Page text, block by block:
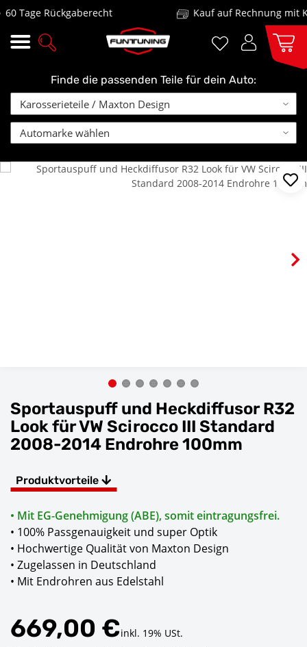
Tage Rückgaberecht Kauf auf Rechnung mit
Finde die passenden Teile für dein Auto:
Sportauspuff und Heckdiffusor R32
Look für VW Scirocco III Standard
2008-2014 Endrohre 100mm
Produktvorteile
• Mit EG-Genehmigung (ABE), somit eintragungsfrei.
• 100% Passgenauigkeit und super Optik
• Hochwertige Qualität von Maxton Design
• Zugelassen in Deutschland
• Mit Endrohren aus Edelstahl
669,00 €inkl. 19% USt.